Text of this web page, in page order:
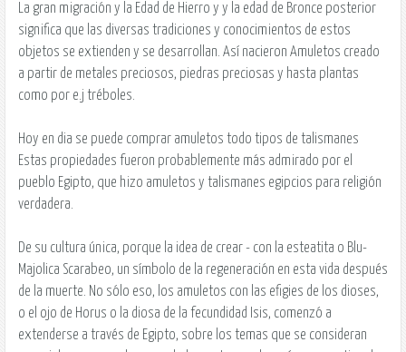
La gran migración y la Edad de Hierro y y la edad de Bronce posterior
significa que las diversas tradiciones y conocimientos de estos
objetos se extienden y se desarrollan. Así nacieron Amuletos creado
a partir de metales preciosos, piedras preciosas y hasta plantas
como por e.j tréboles.
Hoy en dia se puede comprar amuletos todo tipos de talismanes
Estas propiedades fueron probablemente más admirado por el
pueblo Egipto, que hizo amuletos y talismanes egipcios para religión
verdadera.
De su cultura única, porque la idea de crear - con la esteatita o Blu-
Majolica Scarabeo, un símbolo de la regeneración en esta vida después
de la muerte. No sólo eso, los amuletos con las efigies de los dioses,
o el ojo de Horus o la diosa de la fecundidad Isis, comenzó a
extenderse a través de Egipto, sobre los temas que se consideran